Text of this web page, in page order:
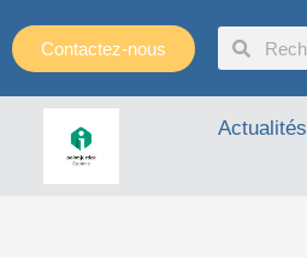
Contactez-nous
Actualités